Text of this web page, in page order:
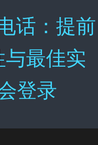
话：提前
与最佳实
登录